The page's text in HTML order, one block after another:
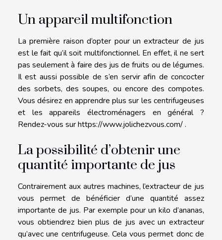
Un appareil multifonction
La première raison d’opter pour un extracteur de jus
est le fait qu’il soit multifonctionnel. En effet, il ne sert
pas seulement à faire des jus de fruits ou de légumes.
Il est aussi possible de s’en servir afin de concocter
des sorbets, des soupes, ou encore des compotes.
Vous désirez en apprendre plus sur les centrifugeuses
et les appareils électroménagers en général ?
Rendez-vous surhttps://www.jolichezvous.com/.
La possibilité d’obtenir une
quantité importante de jus
Contrairement aux autres machines, l’extracteur de jus
vous permet de bénéficier d’une quantité assez
importante de jus. Par exemple pour un kilo d’ananas,
vous obtiendrez bien plus de jus avec un extracteur
qu’avec une centrifugeuse. Cela vous permet donc de